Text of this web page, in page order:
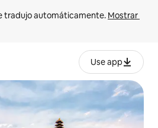
tradujo automáticamente. Mostrar
Use app